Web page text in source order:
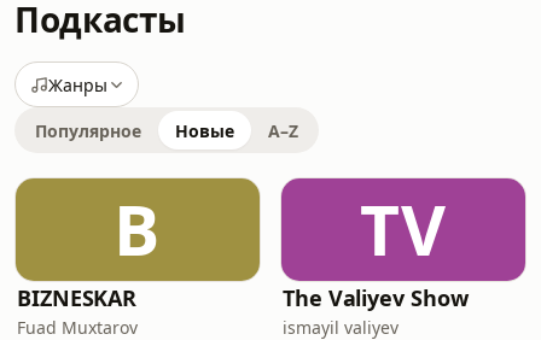
Подкасты
Жанры
Популярное Новые A–Z
B
BIZNESKAR
Fuad Muxtarov
TV
The Valiyev Show
ismayil valiyev